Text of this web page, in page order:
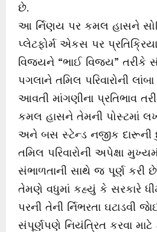
છે.
આ ર્નિણય પર કમલ હાસને
પ્લેટફોર્મ એકસ પર
વિજયને “ભાઈ વિજય”
પગલાને તમિલ પરિવારોની
આવતી માંગણીના પ્રતિભાવ
કમલ હાસને તેમની પોસ્ટમાં
અને બસ સ્ટેન્ડ નજીક દારૂની
તમિલ પરિવારોની અપેક્ષા
સંભાળતાની સાથે જ પૂર્ણ કરી
તેમણે વધુમાં કહ્યું કે સરકારે
પરની તેની ર્નિભરતા
સંપૂર્ણપણે નિયંત્રિત કરવા